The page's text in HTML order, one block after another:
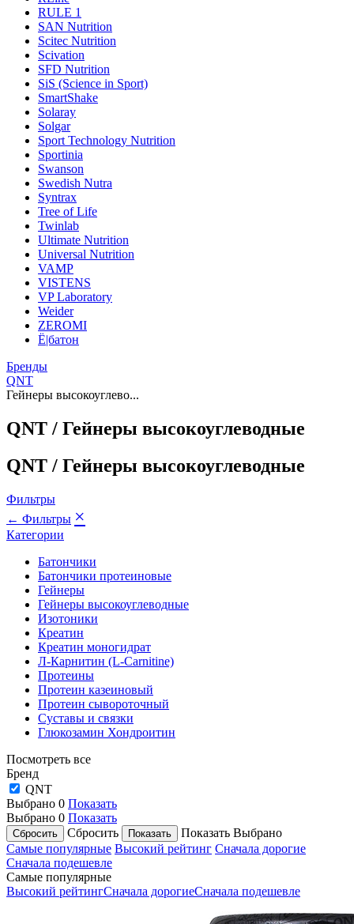
RULE 1
SAN Nutrition
Scitec Nutrition
Scivation
SFD Nutrition
SiS (Science in Sport)
SmartShake
Solaray
Solgar
Sport Technology Nutrition
Sportinia
Swanson
Swedish Nutra
Syntrax
Tree of Life
Twinlab
Ultimate Nutrition
Universal Nutrition
VAMP
VISTENS
VP Laboratory
Weider
ZEROMI
Ё|батон
Бренды
QNT
Гейнеры высокоуглево...
QNT / Гейнеры высокоуглеводные
QNT / Гейнеры высокоуглеводные
Фильтры
← Фильтры ×
Категории
Батончики
Батончики протеиновые
Гейнеры
Гейнеры высокоуглеводные
Изотоники
Креатин
Креатин моногидрат
Л-Карнитин (L-Сarnitine)
Протеины
Протеин казеиновый
Протеин сывороточный
Суставы и связки
Глюкозамин Хондроитин
Посмотреть все
Бренд
QNT
Выбрано 0 Показать
Выбрано 0 Показать
Сбросить
Показать Выбрано
Самые популярные Высокий рейтинг Сначала дорогие
Сначала подешевле
Самые популярные
Высокий рейтингСначала дорогиеСначала подешевле